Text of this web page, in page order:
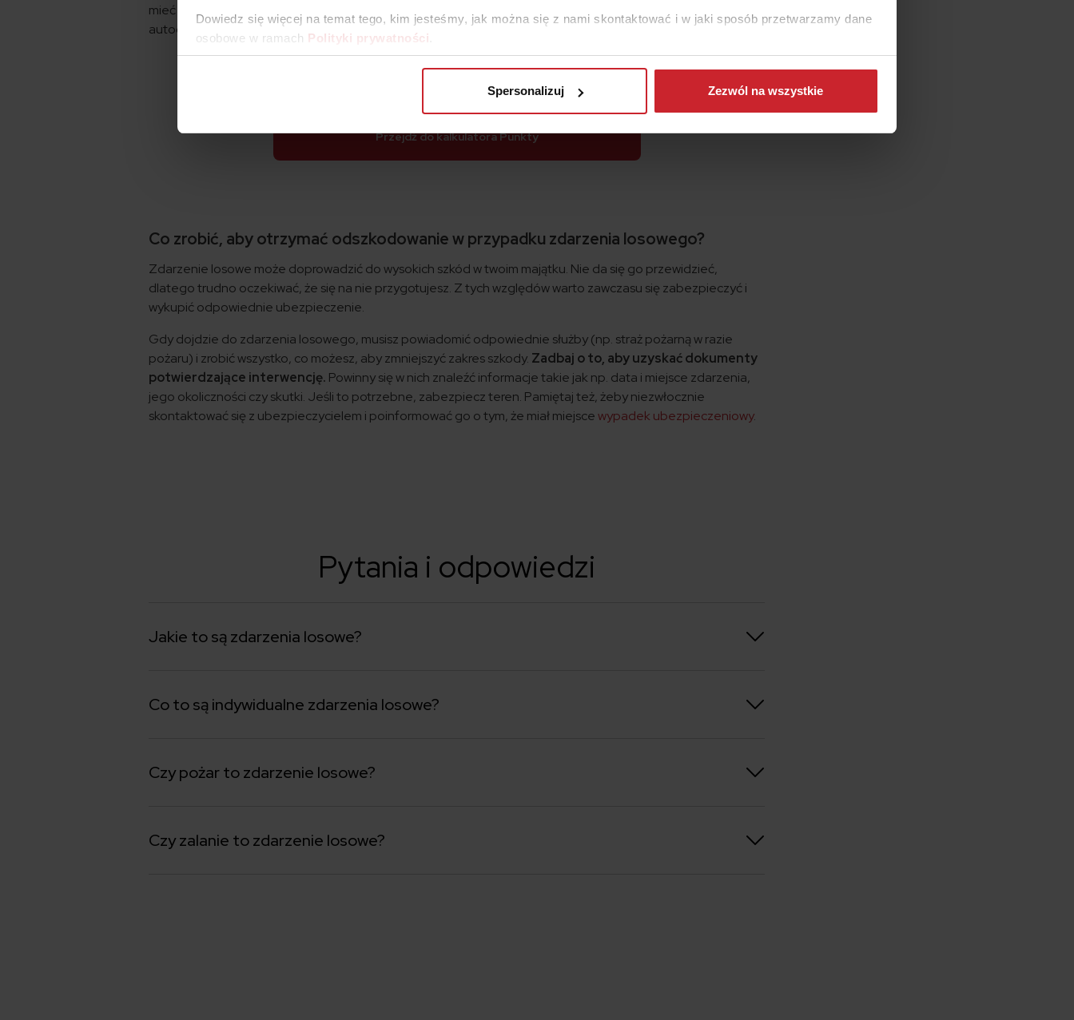
Dowiedz się więcej na temat tego, kim jesteśmy, jak można się z nami skontaktować i w jaki sposób przetwarzamy dane
osobowe w ramach Polityki prywatności
Spersonalizuj Zezwól na wszystkie
mieć wpływ na zasady wypłaty odszkodowania np. w przypadku ubezpieczenia rzeczy wartościowych czy
autocasco pojazdu.
Porównaj ceny ubezpieczeń
Przejdź do kalkulatora Punkty
Co zrobić, aby otrzymać odszkodowanie w przypadku zdarzenia losowego?
Zdarzenie losowe może doprowadzić do wysokich szkód w twoim majątku. Nie da się go przewidzieć,
dlatego trudno oczekiwać, że się na nie przygotujesz. Z tych względów warto zawczasu się zabezpieczyć i
wykupić odpowiednie ubezpieczenie.
Gdy dojdzie do zdarzenia losowego, musisz powiadomić odpowiednie służby (np. straż pożarną w razie
pożaru) i zrobić wszystko, co możesz, aby zmniejszyć zakres szkody. Zadbaj o to, aby uzyskać dokumenty
potwierdzające interwencję. Powinny się w nich znaleźć informacje takie jak np. data i miejsce zdarzenia,
jego okoliczności czy skutki. Jeśli to potrzebne, zabezpiecz teren. Pamiętaj też, żeby niezwłocznie
skontaktować się z ubezpieczycielem i poinformować go o tym, że miał miejscewypadek ubezpieczeniowy.
Pytania i odpowiedzi
Jakie to są zdarzenia losowe?
Co to są indywidualne zdarzenia losowe?
Czy pożar to zdarzenie losowe?
Czy zalanie to zdarzenie losowe?